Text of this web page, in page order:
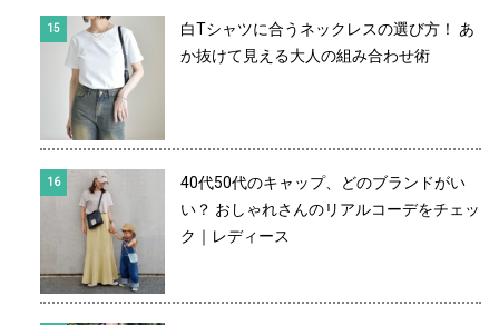
白Tシャツに合うネックレスの選び方！ あ
か抜けて見える大人の組み合わせ術
40代50代のキャップ、どのブランドがい
い？ おしゃれさんのリアルコーデをチェッ
ク｜レディース